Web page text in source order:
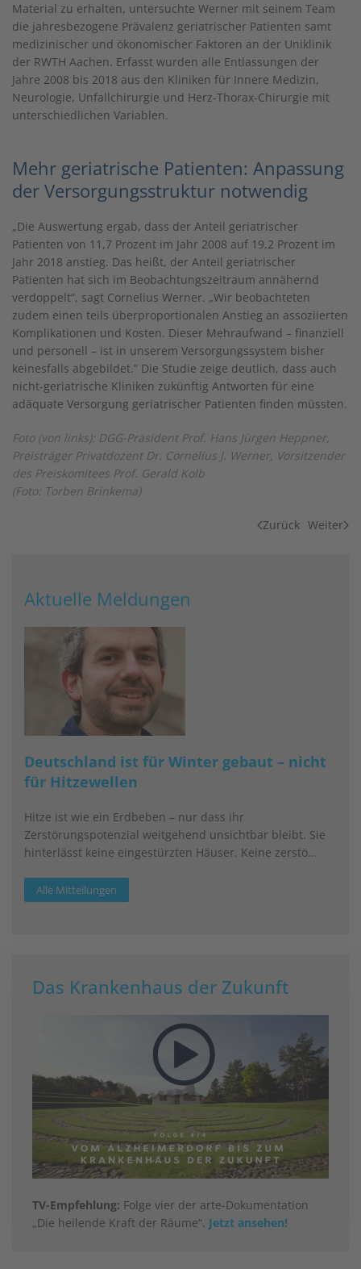
Material zu erhalten, untersuchte Werner mit seinem Team
die jahresbezogene Prävalenz geriatrischer Patienten samt
medizinischer und ökonomischer Faktoren an der Uniklinik
der RWTH Aachen. Erfasst wurden alle Entlassungen der
Jahre 2008 bis 2018 aus den Kliniken für Innere Medizin,
Neurologie, Unfallchirurgie und Herz-Thorax-Chirurgie mit
unterschiedlichen Variablen.
Mehr geriatrische Patienten: Anpassung
der Versorgungsstruktur notwendig
„Die Auswertung ergab, dass der Anteil geriatrischer
Patienten von 11,7 Prozent im Jahr 2008 auf 19,2 Prozent im
Jahr 2018 anstieg. Das heißt, der Anteil geriatrischer
Patienten hat sich im Beobachtungszeitraum annähernd
verdoppelt“, sagt Cornelius Werner. „Wir beobachteten
zudem einen teils überproportionalen Anstieg an assoziierten
Komplikationen und Kosten. Dieser Mehraufwand – finanziell
und personell – ist in unserem Versorgungssystem bisher
keinesfalls abgebildet.“ Die Studie zeige deutlich, dass auch
nicht-geriatrische Kliniken zukünftig Antworten für eine
adäquate Versorgung geriatrischer Patienten finden müssten.
Foto (von links): DGG-Präsident Prof. Hans Jürgen Heppner,
Preisträger Privatdozent Dr. Cornelius J. Werner, Vorsitzender
des Preiskomitees Prof. Gerald Kolb
(Foto: Torben Brinkema)
Zurück Weiter
Aktuelle Meldungen
Deutschland ist für Winter gebaut – nicht
für Hitzewellen
Hitze ist wie ein Erdbeben – nur dass ihr
Zerstörungspotenzial weitgehend unsichtbar bleibt. Sie
hinterlässt keine eingestürzten Häuser. Keine zerstö…
Alle Mitteilungen
Das Krankenhaus der Zukunft
TV-Empfehlung: Folge vier der arte-Dokumentation
„Die heilende Kraft der Räume“. Jetzt ansehen!